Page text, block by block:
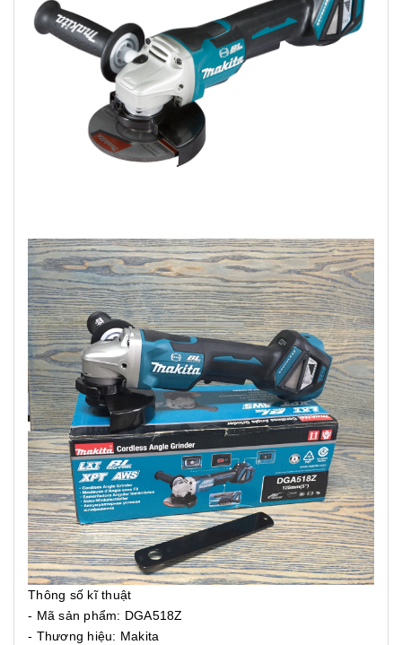
Thông số kĩ thuật
- Mã sản phẩm: DGA518Z
- Thương hiệu: Makita